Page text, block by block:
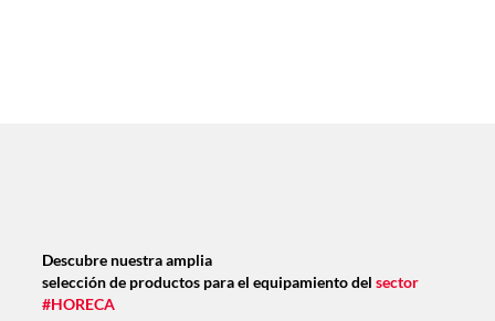
Descubre nuestra amplia
selección de productos para el equipamiento del sector
#HORECA